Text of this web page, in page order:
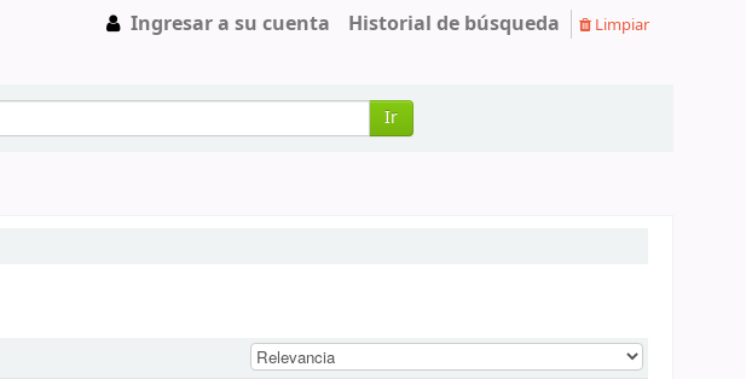
Ingresar a su cuenta Historial de búsqueda Limpiar
Ir